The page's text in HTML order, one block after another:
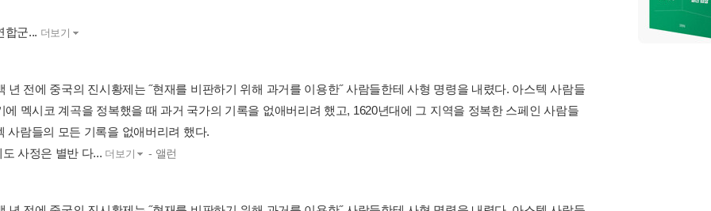
합군... 더보기
년 전에 중국의 진시황제는 ˝현재를 비판하기 위해 과거를 이용한˝ 사람들한테 사형 명령을 내렸다. 아스텍 사람들
에 멕시코 계곡을 정복했을 때 과거 국가의 기록을 없애버리려 했고, 1620년대에 그 지역을 정복한 스페인 사람들
사람들의 모든 기록을 없애버리려 했다.
사정은 별반 다... 더보기 - 앨런